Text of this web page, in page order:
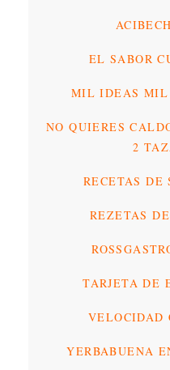
EL SABOR
MIL IDEAS MIL
NO QUIERES
2
RECETAS DE
REZETAS
TARJETA DE
VELOCIDAD
YERBABUENA